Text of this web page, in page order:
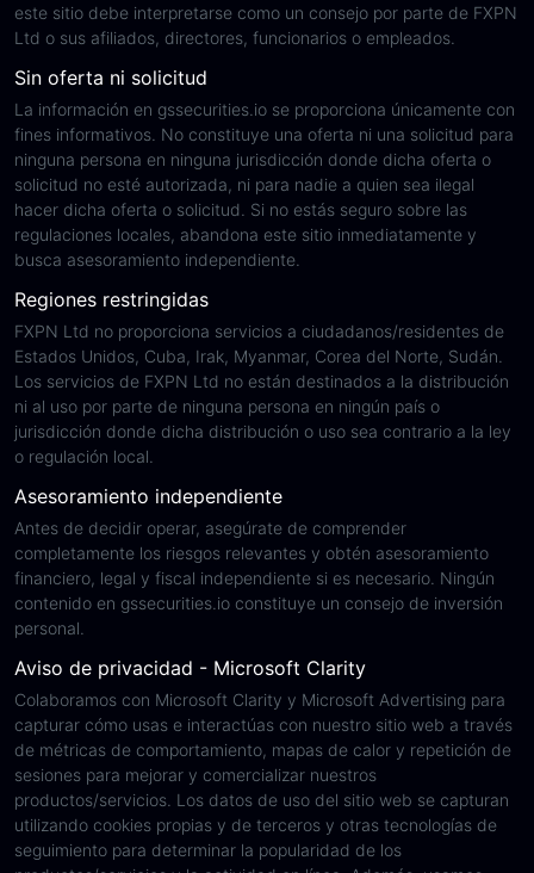
este sitio debe interpretarse como un consejo por parte de FXPN
Ltd o sus afiliados, directores, funcionarios o empleados.
Sin oferta ni solicitud
La información en gssecurities.io se proporciona únicamente con
fines informativos. No constituye una oferta ni una solicitud para
ninguna persona en ninguna jurisdicción donde dicha oferta o
solicitud no esté autorizada, ni para nadie a quien sea ilegal
hacer dicha oferta o solicitud. Si no estás seguro sobre las
regulaciones locales, abandona este sitio inmediatamente y
busca asesoramiento independiente.
Regiones restringidas
FXPN Ltd no proporciona servicios a ciudadanos/residentes de
Estados Unidos, Cuba, Irak, Myanmar, Corea del Norte, Sudán.
Los servicios de FXPN Ltd no están destinados a la distribución
ni al uso por parte de ninguna persona en ningún país o
jurisdicción donde dicha distribución o uso sea contrario a la ley
o regulación local.
Asesoramiento independiente
Antes de decidir operar, asegúrate de comprender
completamente los riesgos relevantes y obtén asesoramiento
financiero, legal y fiscal independiente si es necesario. Ningún
contenido en gssecurities.io constituye un consejo de inversión
personal.
Aviso de privacidad - Microsoft Clarity
Colaboramos con Microsoft Clarity y Microsoft Advertising para
capturar cómo usas e interactúas con nuestro sitio web a través
de métricas de comportamiento, mapas de calor y repetición de
sesiones para mejorar y comercializar nuestros
productos/servicios. Los datos de uso del sitio web se capturan
utilizando cookies propias y de terceros y otras tecnologías de
seguimiento para determinar la popularidad de los